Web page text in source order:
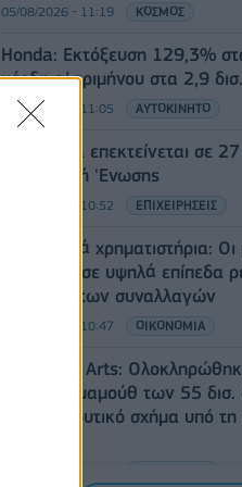
05/08/2026 - 11:19 ΚΟΣΜΟΣ
Honda: Εκτόξευση 129,3%
κέρδη α’ τριμήνου στα 2,9
05/08/2026 - 11:05 ΑΥΤΟΚΙΝΗΤΟ
Η Vendora επεκτείνεται σε
Ευρωπαϊκή 'Ενωσης
05/08/2026 - 10:52 ΕΠΙΧΕΙΡΗΣΕΙΣ
Ευρωπαϊκά χρηματιστήρια: Οι
κινούνται σε υψηλά επίπεδα
ξεκίνημα των συναλλαγών
05/08/2026 - 10:47 ΟΙΚΟΝΟΜΙΑ
Electronic Arts:
εξαγορά-μαμούθ των 55
από επενδυτικό σχήμα υπό